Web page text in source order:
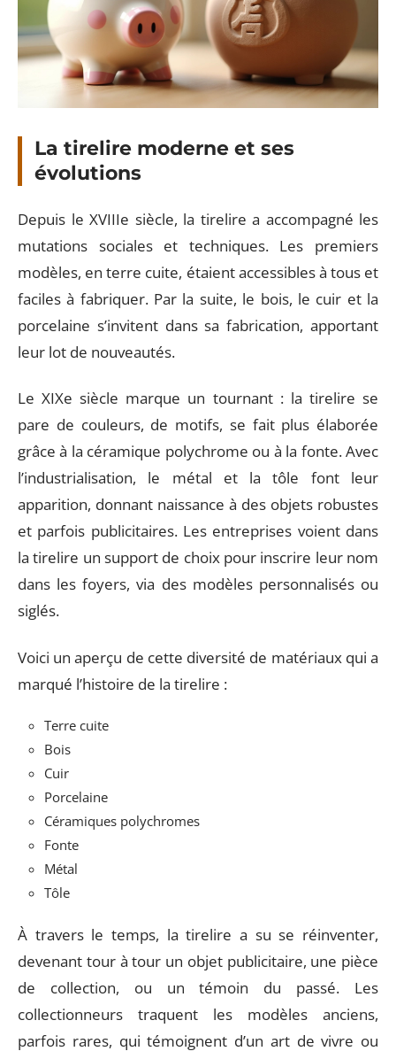
La tirelire moderne et ses
évolutions
Depuis le XVIIIe siècle, la tirelire a accompagné les
mutations sociales et techniques. Les premiers
modèles, en terre cuite, étaient accessibles à tous et
faciles à fabriquer. Par la suite, le bois, le cuir et la
porcelaine s’invitent dans sa fabrication, apportant
leur lot de nouveautés.
Le XIXe siècle marque un tournant : la tirelire se
pare de couleurs, de motifs, se fait plus élaborée
grâce à la céramique polychrome ou à la fonte. Avec
l’industrialisation, le métal et la tôle font leur
apparition, donnant naissance à des objets robustes
et parfois publicitaires. Les entreprises voient dans
la tirelire un support de choix pour inscrire leur nom
dans les foyers, via des modèles personnalisés ou
siglés.
Voici un aperçu de cette diversité de matériaux qui a
marqué l’histoire de la tirelire :
Terre cuite
Bois
Cuir
Porcelaine
Céramiques polychromes
Fonte
Métal
Tôle
À travers le temps, la tirelire a su se réinventer,
devenant tour à tour un objet publicitaire, une pièce
de collection, ou un témoin du passé. Les
collectionneurs traquent les modèles anciens,
parfois rares, qui témoignent d’un art de vivre ou